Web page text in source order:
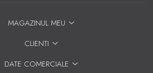
MAGAZINUL MEU
CLIENTI
DATE COMERCIALE